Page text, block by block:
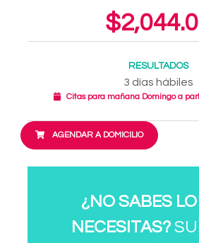
RESULTADOS
3 días hábiles
Citas para mañana Domingo a
AGENDAR A DOMICILIO
¿NO SABES
NECESITAS?